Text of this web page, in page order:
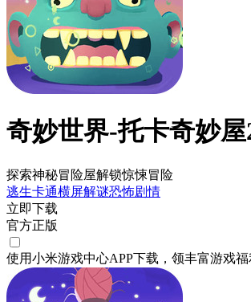
奇妙世界-托卡奇妙屋
探索神秘冒险屋解锁惊悚冒险
逃生卡通横屏解谜恐怖剧情
立即下载
官方正版
使用小米游戏中心APP下载 ，领丰富游戏福